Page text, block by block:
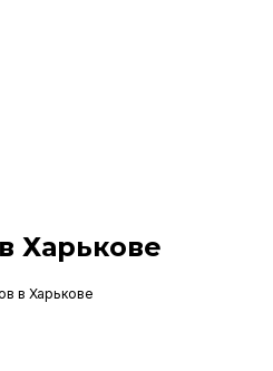
Харькове
в Харькове